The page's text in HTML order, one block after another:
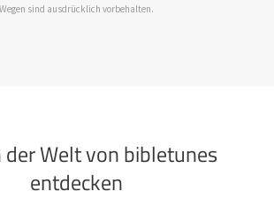
Wegen sind ausdrücklich vorbehalten.
der Welt von bibletunes
entdecken